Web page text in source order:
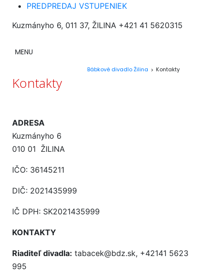
PREDPREDAJ VSTUPENIEK
Kuzmányho 6, 011 37, ŽILINA +421 41 5620315
MENU
Kontakty
Bábkové divadlo Žilina > Kontakty
ADRESA
Kuzmányho 6
010 01 ŽILINA
IČO: 36145211
DIČ: 2021435999
IČ DPH: SK2021435999
KONTAKTY
Riaditeľ divadla: tabacek@bdz.sk, +42141 5623
995